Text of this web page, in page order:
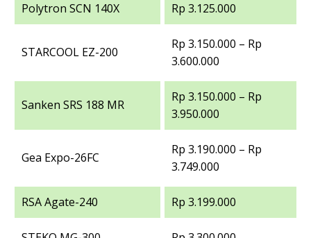
Polytron SCN 140X Rp 3.125.000
STARCOOL EZ-200
Rp 3.150.000 – Rp
3.600.000
Sanken SRS 188 MR
Rp 3.150.000 – Rp
3.950.000
Gea Expo-26FC
Rp 3.190.000 – Rp
3.749.000
RSA Agate-240 Rp 3.199.000